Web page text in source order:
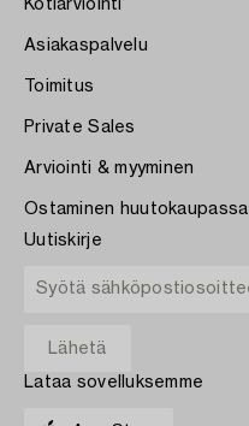
Kotiarviointi
Asiakaspalvelu
Toimitus
Private Sales
Arviointi & myyminen
Ostaminen huutokaupassa
Uutiskirje
Lataa sovelluksemme